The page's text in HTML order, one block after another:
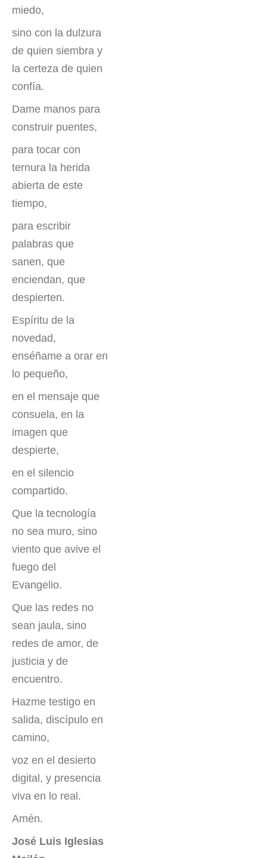
miedo,
sino con la dulzura
de quien siembra y
la certeza de quien
confía.
Dame manos para
construir puentes,
para tocar con
ternura la herida
abierta de este
tiempo,
para escribir
palabras que
sanen, que
enciendan, que
despierten.
Espíritu de la
novedad,
enséñame a orar en
lo pequeño,
en el mensaje que
consuela, en la
imagen que
despierte,
en el silencio
compartido.
Que la tecnología
no sea muro, sino
viento que avive el
fuego del
Evangelio.
Que las redes no
sean jaula, sino
redes de amor, de
justicia y de
encuentro.
Hazme testigo en
salida, discípulo en
camino,
voz en el desierto
digital, y presencia
viva en lo real.
Amén.
José Luis Iglesias